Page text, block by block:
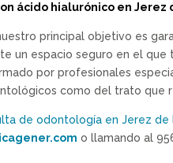
ácido hialurónico en Jerez
principal objetivo es
un espacio seguro en el
por profesionales
como del trato que
de odontología en Jerez de
o llamando al